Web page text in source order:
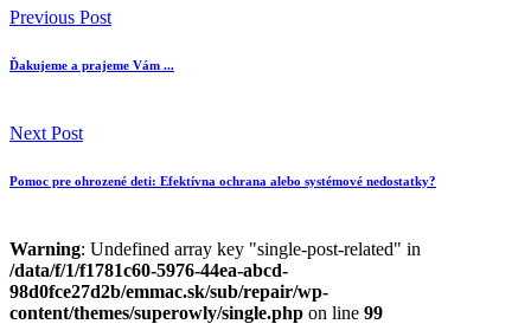
Previous Post
Ďakujeme a prajeme Vám ...
Next Post
Pomoc pre ohrozené deti: Efektívna ochrana alebo systémové nedostatky?
Warning: Undefined array key "single-post-related" in
/data/f/1/f1781c60-5976-44ea-abcd-
98d0fce27d2b/emmac.sk/sub/repair/wp-
content/themes/superowly/single.php on line 99